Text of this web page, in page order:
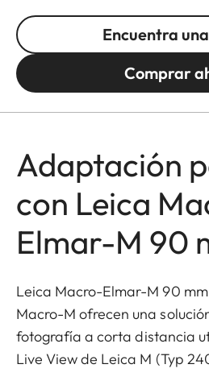
Encuentra
Comprar
Adaptación
con Leica
Elmar-M 90
Leica Macro-Elmar-M 90
Macro-M ofrecen una
fotografía a corta distancia
Live View de Leica M (Typ